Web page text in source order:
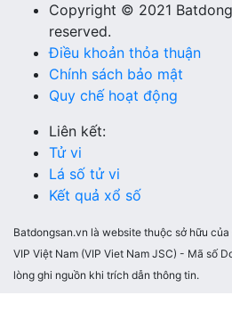
Copyright © 2021
reserved.
Điều khoản thỏa thuận
Chính sách bảo mật
Quy chế hoạt động
Liên kết:
Tử vi
Lá số tử vi
Kết quả xổ số
Batdongsan.vn là website thuộc sở hữu
VIP Việt Nam (VIP Viet Nam JSC) - Mã số
lòng ghi nguồn khi trích dẫn thông tin.